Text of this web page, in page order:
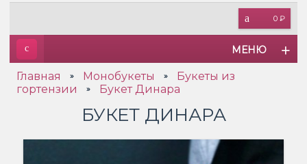
0 ₽
МЕНЮ
Главная » Монобукеты »
Букеты из
гортензии
» Букет Динара
БУКЕТ ДИНАРА